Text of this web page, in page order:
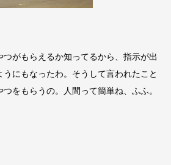
がもらえるか知ってるから、指示が出
にもなったわ。そうして言われたこと
をもらうの。人間って簡単ね、ふふ。